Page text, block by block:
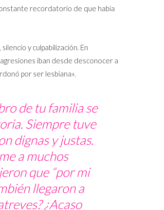
recordatorio de que había
y culpabilización. En
iban desde desconocer a
por ser lesbiana».
de tu familia se
Siempre tuve
dignas y justas.
a muchos
que “por mi
llegaron a
¿Acaso